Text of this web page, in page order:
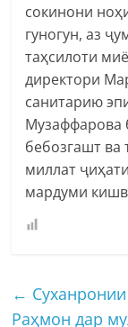
сокинони
гуногун, аз
таҳсилоти
директори
санитарию
Музаффарова
бебозгашт
миллат
мардуми
←
Раҳмон дар